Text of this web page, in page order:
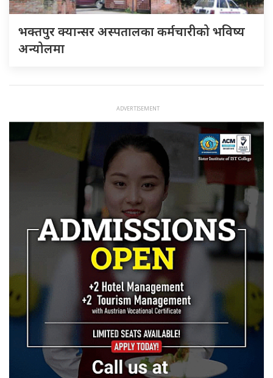
भक्तपुर क्यान्सर अस्पतालका कर्मचारीको भविष्य
अन्योलमा